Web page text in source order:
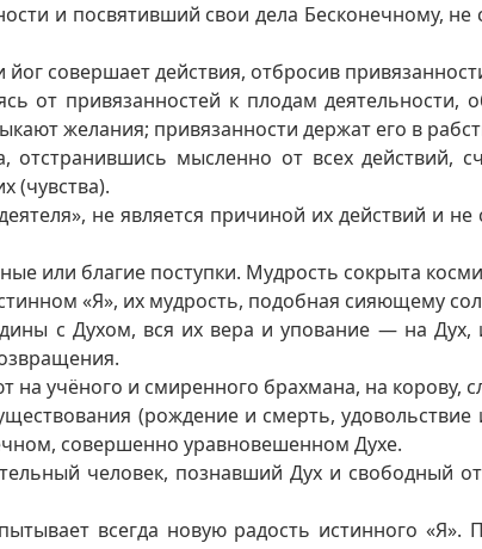
и посвятивший свои дела Бесконечному, не
совершает действия, отбросив
от привязанностей к плодам
желания; привязанности держат его в
мысленно от всех действий,
(чувства).
не является причиной их действий и
или благие поступки. Мудрость сокрыта
«Я», их мудрость, подобная сияющему
с Духом, вся их вера и упование — на
учёного и смиренного брахмана, на корову,
(рождение и смерть,
совершенно уравновешенном Духе.
человек, познавший Дух и свободный
всегда новую радость истинного